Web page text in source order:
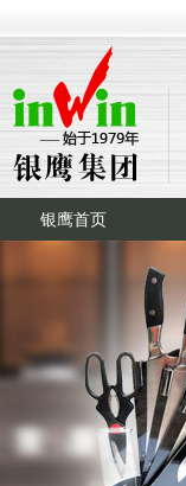
银鹰首页